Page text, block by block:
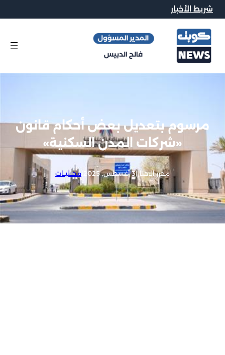
شريط الأخبار
مرسوم بتعديل بعض أحكام قانون
«شركات المدن السكنية»
محرر الاخبار|3 أغسطس, 2025 محــليــات